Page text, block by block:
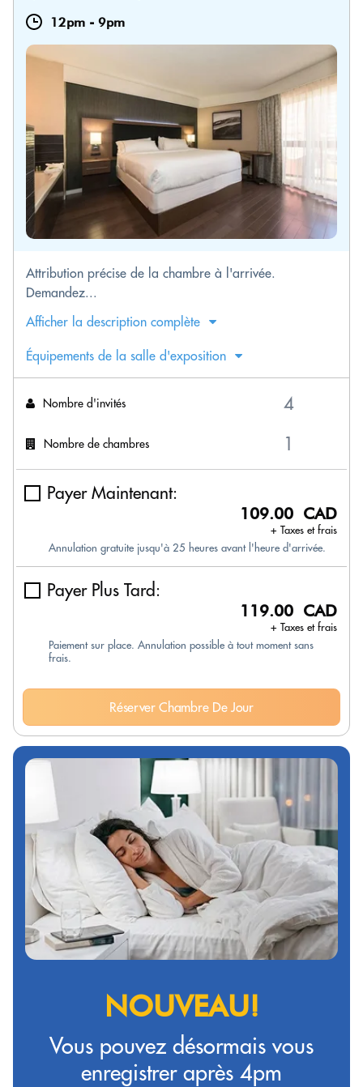
12pm - 9pm
Attribution précise de la chambre à l'arrivée.
Demandez...
Afficher la description complète
Équipements de la salle d'exposition
Nombre d'invités
Nombre de chambres
Payer Maintenant:
109.00 CAD
+ Taxes et frais
Annulation gratuite jusqu'à 25 heures avant l'heure d'arrivée.
Payer Plus Tard:
119.00 CAD
+ Taxes et frais
Paiement sur place. Annulation possible à tout moment sans
frais.
Réserver Chambre De Jour
NOUVEAU!
Vous pouvez désormais vous
enregistrer après 4pm